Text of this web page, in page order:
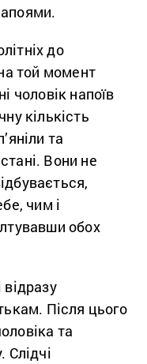
до
той момент
чоловік напоїв
кількість
та
Вони не
чим і
обох
відразу
Після цього
та
Слідчі